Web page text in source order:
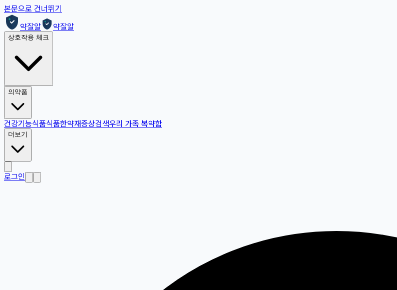
본문으로 건너뛰기
약잘알
약잘알
상호작용 체크
의약품
건강기능식품식품한약재증상검색우리 가족 복약함
더보기
로그인